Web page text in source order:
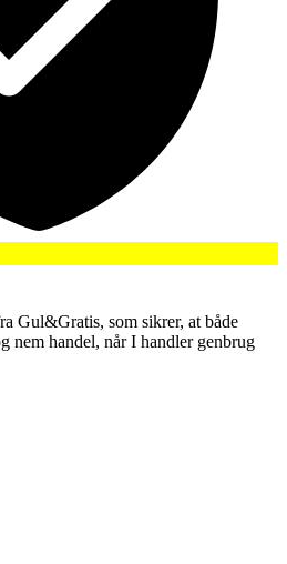
Gul&Gratis, som sikrer, at både
nem handel, når I handler genbrug